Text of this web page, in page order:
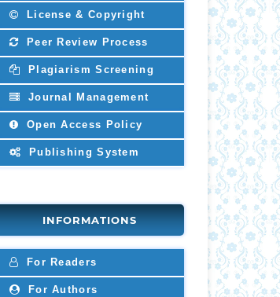
License & Copyright
Peer Review Process
Plagiarism Screening
Journal Management
Open Access Policy
Publishing System
INFORMATIONS
For Readers
For Authors